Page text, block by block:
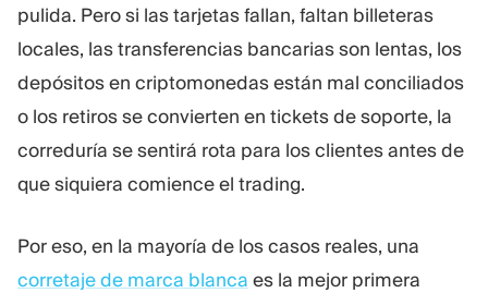
pulida. Pero si las tarjetas fallan, faltan billeteras
locales, las transferencias bancarias son lentas, los
depósitos en criptomonedas están mal conciliados
o los retiros se convierten en tickets de soporte, la
correduría se sentirá rota para los clientes antes de
que siquiera comience el trading.
Por eso, en la mayoría de los casos reales, una
corretaje de marca blanca es la mejor primera